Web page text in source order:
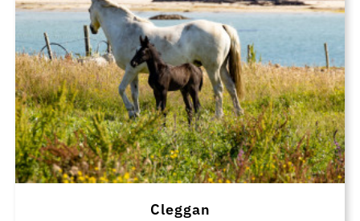
Cleggan